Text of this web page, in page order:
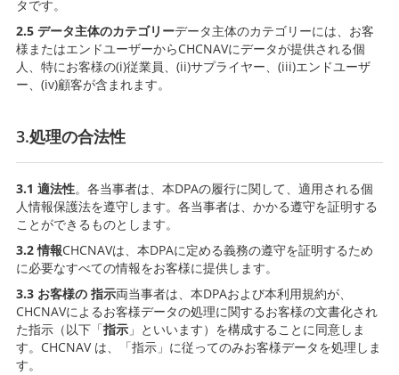
タです。
2.5 データ主体のカテゴリーデータ主体のカテゴリーには、お客
様またはエンドユーザーからCHCNAVにデータが提供される個
人、特にお客様の(i)従業員、(ii)サプライヤー、(iii)エンドユーザ
ー、(iv)顧客が含まれます。
3.処理の合法性
3.1 適法性。各当事者は、本DPAの履行に関して、適用される個
人情報保護法を遵守します。各当事者は、かかる遵守を証明する
ことができるものとします。
3.2 情報CHCNAVは、本DPAに定める義務の遵守を証明するため
に必要なすべての情報をお客様に提供します。
3.3 お客様の 指示両当事者は、本DPAおよび本利用規約が、
CHCNAVによるお客様データの処理に関するお客様の文書化され
た指示（以下「指示 」といいます）を構成することに同意しま
す。CHCNAV は、「指示」に従ってのみお客様データを処理しま
す。